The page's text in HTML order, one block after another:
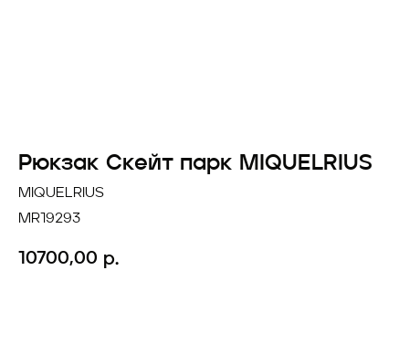
Рюкзак Скейт парк MIQUELRIUS
MIQUELRIUS
MR19293
10700,00 р.